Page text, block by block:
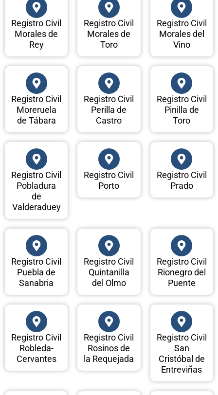
Registro Civil
Morales de
Rey
Registro Civil
Morales de
Toro
Registro Civil
Morales del
Vino
Registro Civil
Moreruela
de Tábara
Registro Civil
Perilla de
Castro
Registro Civil
Pinilla de
Toro
Registro Civil
Pobladura
de
Valderaduey
Registro Civil
Porto
Registro Civil
Prado
Registro Civil
Puebla de
Sanabria
Registro Civil
Quintanilla
del Olmo
Registro Civil
Rionegro del
Puente
Registro Civil
Robleda-
Cervantes
Registro Civil
Rosinos de
la Requejada
Registro Civil
San
Cristóbal de
Entreviñas